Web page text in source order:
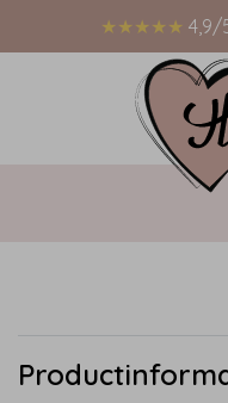
★★★★★ 4,9/